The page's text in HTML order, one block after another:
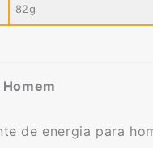
82g
de energia para